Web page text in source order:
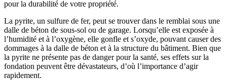
pour la durabilité de votre propriété.
La pyrite, un sulfure de fer, peut se trouver dans le remblai sous une
dalle de béton de sous-sol ou de garage. Lorsqu’elle est exposée à
l’humidité et à l’oxygène, elle gonfle et s’oxyde, pouvant causer des
dommages à la dalle de béton et à la structure du bâtiment. Bien que
la pyrite ne présente pas de danger pour la santé, ses effets sur la
fondation peuvent être dévastateurs, d’où l’importance d’agir
rapidement.